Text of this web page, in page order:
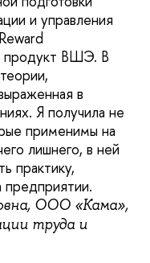
и управления
продукт ВШЭ. В
в
Я получила не
применимы на
лишнего, в ней
практику,
предприятии.
ООО «Кама»,
труда и